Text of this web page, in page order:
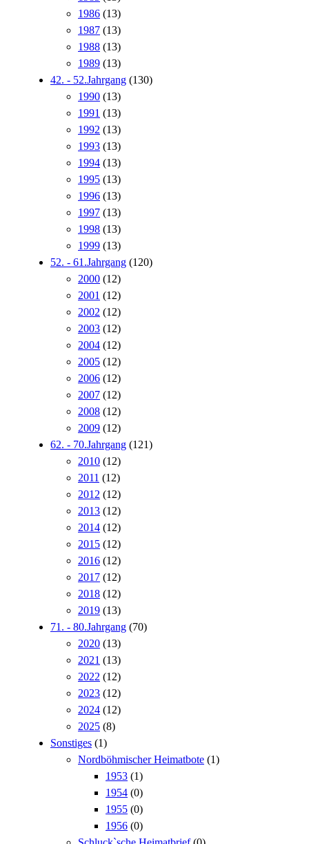
1986 (13)
1987 (13)
1988 (13)
1989 (13)
42. - 52.Jahrgang (130)
1990 (13)
1991 (13)
1992 (13)
1993 (13)
1994 (13)
1995 (13)
1996 (13)
1997 (13)
1998 (13)
1999 (13)
52. - 61.Jahrgang (120)
2000 (12)
2001 (12)
2002 (12)
2003 (12)
2004 (12)
2005 (12)
2006 (12)
2007 (12)
2008 (12)
2009 (12)
62. - 70.Jahrgang (121)
2010 (12)
2011 (12)
2012 (12)
2013 (12)
2014 (12)
2015 (12)
2016 (12)
2017 (12)
2018 (12)
2019 (13)
71. - 80.Jahrgang (70)
2020 (13)
2021 (13)
2022 (12)
2023 (12)
2024 (12)
2025 (8)
Sonstiges (1)
Nordböhmischer Heimatbote (1)
1953 (1)
1954 (0)
1955 (0)
1956 (0)